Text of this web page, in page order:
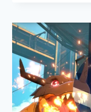
UN
OF
LA